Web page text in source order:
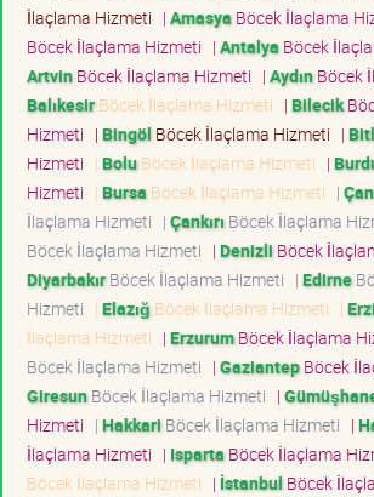
İlaçlama Hizmeti | Amasya Böcek İlaçlama
Böcek İlaçlama Hizmeti | Antalya Böcek
ArtvinBöcek İlaçlama Hizmeti | AydınBöcek
BalıkesirBöcek İlaçlama Hizmeti | Bilecik
Hizmeti | Bingöl Böcek İlaçlama Hizmeti |
Hizmeti | BoluBöcek İlaçlama Hizmeti |
Hizmeti | Bursa Böcek İlaçlama Hizmeti |
İlaçlama Hizmeti | Çankırı Böcek İlaçlama
Böcek İlaçlama Hizmeti | Denizli Böcek
DiyarbakırBöcek İlaçlama Hizmeti | Edirne
Hizmeti | Elazığ Böcek İlaçlama Hizmeti |
İlaçlama Hizmeti | ErzurumBöcek İlaçlama
Böcek İlaçlama Hizmeti | GaziantepBöcek
GiresunBöcek İlaçlama Hizmeti |
Hizmeti | Hakkari Böcek İlaçlama Hizmeti |
İlaçlama Hizmeti | Isparta Böcek İlaçlama
Böcek İlaçlama Hizmeti | İstanbul Böcek